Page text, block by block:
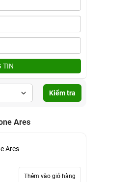
TIN
Kiểm tra
Ares
Ares
Thêm vào giỏ hàng